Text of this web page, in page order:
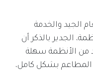
الجيد والخدمة
الجدير بالذكر أن
من الأنظمة سهلة
المطاعم بشكل كامل،